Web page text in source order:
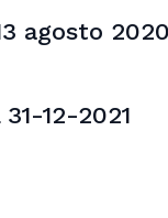
agosto
31-12-2021